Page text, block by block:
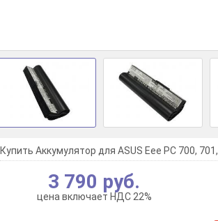
Купить Аккумулятор для ASUS Eee PC 700,
3 790 руб.
цена включает НДС 22%